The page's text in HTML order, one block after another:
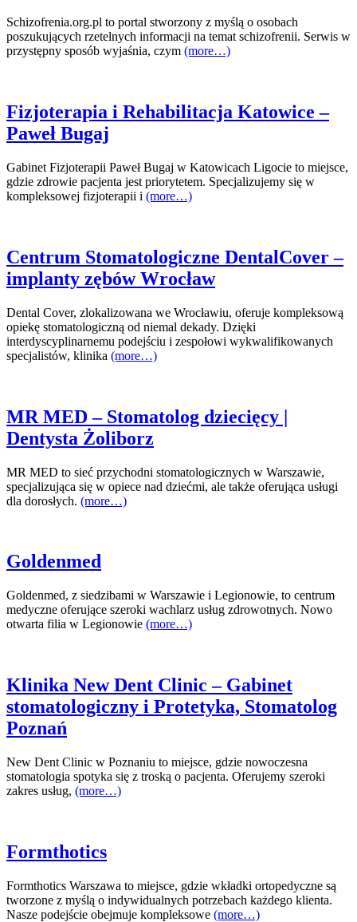
Schizofrenia.org.pl to portal stworzony z myślą o osobach
poszukujących rzetelnych informacji na temat schizofrenii. Serwis w
przystępny sposób wyjaśnia, czym (more…)
Fizjoterapia i Rehabilitacja Katowice –
Paweł Bugaj
Gabinet Fizjoterapii Paweł Bugaj w Katowicach Ligocie to miejsce,
gdzie zdrowie pacjenta jest priorytetem. Specjalizujemy się w
kompleksowej fizjoterapii i (more…)
Centrum Stomatologiczne DentalCover –
implanty zębów Wrocław
Dental Cover, zlokalizowana we Wrocławiu, oferuje kompleksową
opiekę stomatologiczną od niemal dekady. Dzięki
interdyscyplinarnemu podejściu i zespołowi wykwalifikowanych
specjalistów, klinika (more…)
MR MED – Stomatolog dziecięcy |
Dentysta Żoliborz
MR MED to sieć przychodni stomatologicznych w Warszawie,
specjalizująca się w opiece nad dziećmi, ale także oferująca usługi
dla dorosłych. (more…)
Goldenmed
Goldenmed, z siedzibami w Warszawie i Legionowie, to centrum
medyczne oferujące szeroki wachlarz usług zdrowotnych. Nowo
otwarta filia w Legionowie (more…)
Klinika New Dent Clinic – Gabinet
stomatologiczny i Protetyka, Stomatolog
Poznań
New Dent Clinic w Poznaniu to miejsce, gdzie nowoczesna
stomatologia spotyka się z troską o pacjenta. Oferujemy szeroki
zakres usług, (more…)
Formthotics
Formthotics Warszawa to miejsce, gdzie wkładki ortopedyczne są
tworzone z myślą o indywidualnych potrzebach każdego klienta.
Nasze podejście obejmuje kompleksowe (more…)